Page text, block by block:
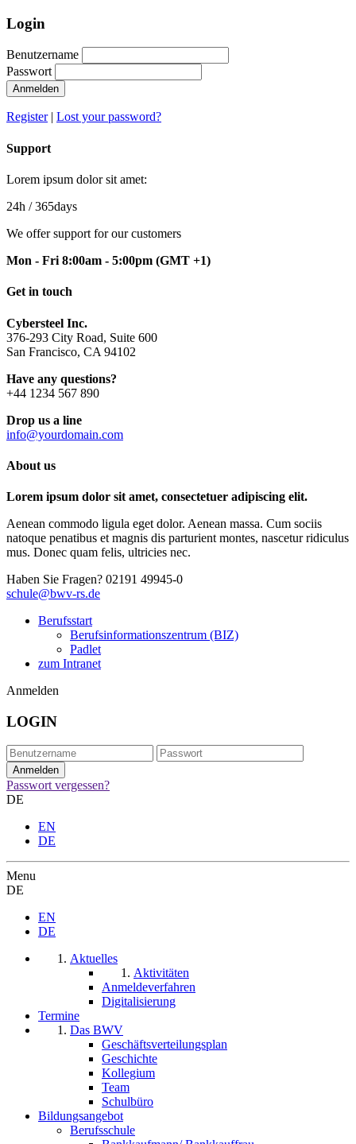
Login
Benutzername
Passwort
Anmelden
Register| Lost your password?
Support
Lorem ipsum dolor sit amet:
24h / 365days
We offer support for our customers
Mon - Fri 8:00am - 5:00pm (GMT +1)
Get in touch
Cybersteel Inc.
376-293 City Road, Suite 600
San Francisco, CA 94102
Have any questions?
+44 1234 567 890
Drop us a line
info@yourdomain.com
About us
Lorem ipsum dolor sit amet, consectetuer adipiscing elit.
Aenean commodo ligula eget dolor. Aenean massa. Cum sociis
natoque penatibus et magnis dis parturient montes, nascetur ridiculus
mus. Donec quam felis, ultricies nec.
Haben Sie Fragen? 02191 49945-0
schule@bwv-rs.de
Berufsstart
Berufsinformationszentrum (BIZ)
Padlet
zum Intranet
Anmelden
LOGIN
Passwort vergessen?
DE
EN
DE
Menu
DE
EN
DE
Aktuelles
Aktivitäten
Anmeldeverfahren
Digitalisierung
Termine
Das BWV
Geschäftsverteilungsplan
Geschichte
Kollegium
Team
Schulbüro
Bildungsangebot
Berufsschule